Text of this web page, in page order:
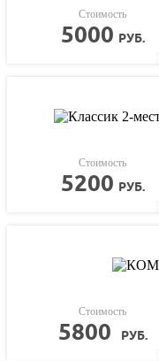
Стоимость
5000 РУБ.
Стоимость
5200 РУБ.
Стоимость
5800 РУБ.